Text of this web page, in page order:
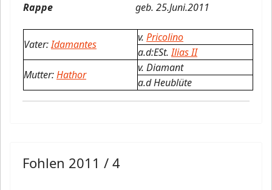
Rappe geb. 25.Juni.2011
Vater:Idamantes
v. Pricolino
a.d:ESt.Ilias II
Mutter:Hathor
v. Diamant
a.d Heublüte
Fohlen 2011 / 4